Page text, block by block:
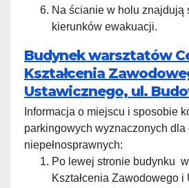
Na ścianie w holu znajdują
kierunków ewakuacji.
Budynek warsztatów
Kształcenia
Ustawicznego, ul.
Informacja o miejscu i sposobie
parkingowych wyznaczonych dla
niepełnosprawnych:
Po lewej stronie budynku
Kształcenia Zawodowego